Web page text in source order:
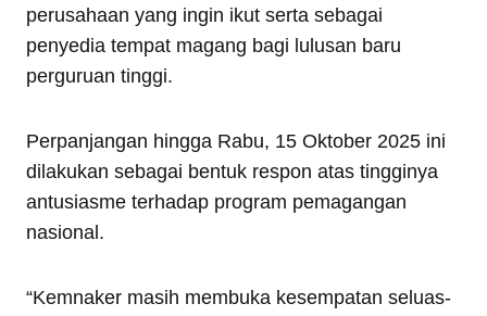
perusahaan yang ingin ikut serta sebagai
penyedia tempat magang bagi lulusan baru
perguruan tinggi.
Perpanjangan hingga Rabu, 15 Oktober 2025 ini
dilakukan sebagai bentuk respon atas tingginya
antusiasme terhadap program pemagangan
nasional.
“Kemnaker masih membuka kesempatan seluas-